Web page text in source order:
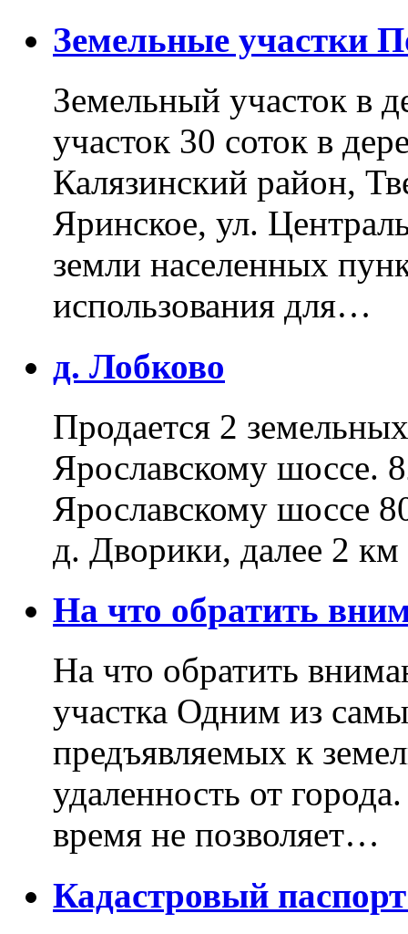
Земельные участки
Земельный участок в
участок 30 соток в
Калязинский район,
Яринское, ул.
земли населенных
использования для…
д. Лобково
Продается 2
Ярославскому
Ярославскому шоссе
д. Дворики, далее 2
На что обратить
На что обратить
участка Одним из
предъявляемых к
удаленность от
время не позволяет…
Кадастровый